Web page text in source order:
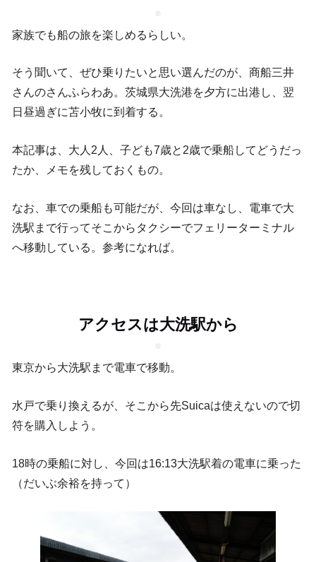
家族でも船の旅を楽しめるらしい。
そう聞いて、ぜひ乗りたいと思い選んだのが、商船三井
さんのさんふらわあ。茨城県大洗港を夕方に出港し、翌
日昼過ぎに苫小牧に到着する。
本記事は、大人2人、子ども7歳と2歳で乗船してどうだっ
たか、メモを残しておくもの。
なお、車での乗船も可能だが、今回は車なし、電車で大
洗駅まで行ってそこからタクシーでフェリーターミナル
へ移動している。参考になれば。
アクセスは大洗駅から
東京から大洗駅まで電車で移動。
水戸で乗り換えるが、そこから先Suicaは使えないので切
符を購入しよう。
18時の乗船に対し、今回は16:13大洗駅着の電車に乗った
（だいぶ余裕を持って）